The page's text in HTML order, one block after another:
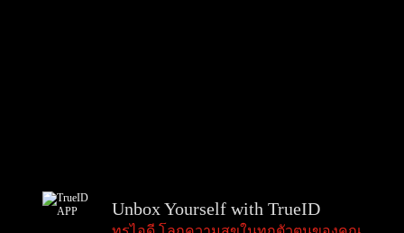
Unbox Yourself with TrueID